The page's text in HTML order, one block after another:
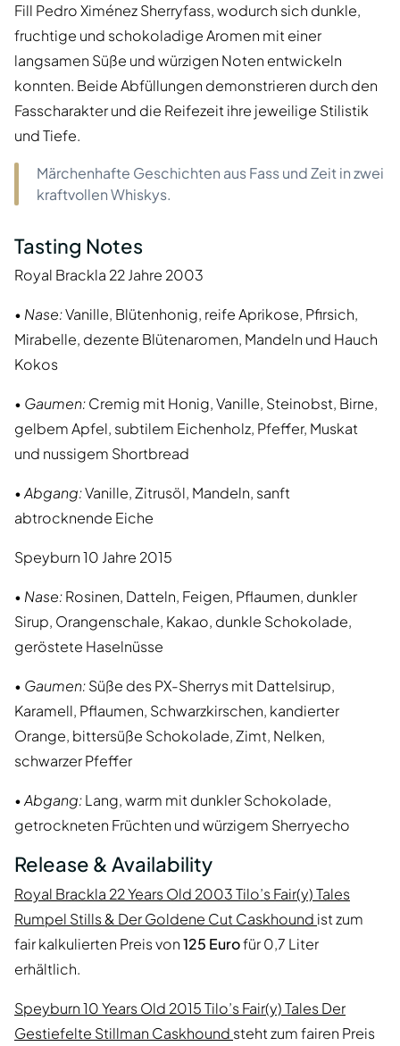
Fill Pedro Ximénez Sherryfass, wodurch sich dunkle,
fruchtige und schokoladige Aromen mit einer
langsamen Süße und würzigen Noten entwickeln
konnten. Beide Abfüllungen demonstrieren durch den
Fasscharakter und die Reifezeit ihre jeweilige Stilistik
und Tiefe.
Märchenhafte Geschichten aus Fass und Zeit in zwei
kraftvollen Whiskys.
Tasting Notes
Royal Brackla 22 Jahre 2003
• Nase:Vanille, Blütenhonig, reife Aprikose, Pfirsich,
Mirabelle, dezente Blütenaromen, Mandeln und Hauch
Kokos
• Gaumen:Cremig mit Honig, Vanille, Steinobst, Birne,
gelbem Apfel, subtilem Eichenholz, Pfeffer, Muskat
und nussigem Shortbread
•Abgang:Vanille, Zitrusöl, Mandeln, sanft
abtrocknende Eiche
Speyburn 10 Jahre 2015
• Nase:Rosinen, Datteln, Feigen, Pflaumen, dunkler
Sirup, Orangenschale, Kakao, dunkle Schokolade,
geröstete Haselnüsse
• Gaumen:Süße des PX-Sherrys mit Dattelsirup,
Karamell, Pflaumen, Schwarzkirschen, kandierter
Orange, bittersüße Schokolade, Zimt, Nelken,
schwarzer Pfeffer
•Abgang:Lang, warm mit dunkler Schokolade,
getrockneten Früchten und würzigem Sherryecho
Release & Availability
Royal Brackla 22 Years Old 2003 Tilo’s Fair(y) Tales
Rumpel Stills & Der Goldene Cut Caskhound ist zum
fair kalkulierten Preis von125 Eurofür 0,7 Liter
erhältlich.
Speyburn 10 Years Old 2015 Tilo’s Fair(y) Tales Der
Gestiefelte Stillman Caskhound steht zum fairen Preis